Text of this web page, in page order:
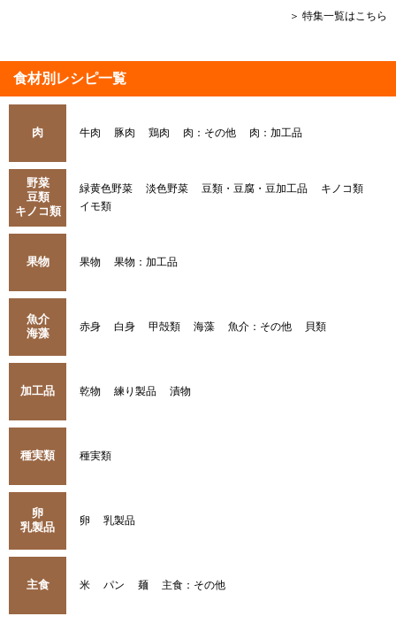
＞ 特集一覧はこちら
食材別レシピ一覧
肉 牛肉 豚肉 鶏肉 肉：その他 肉：加工品
野菜
豆類
キノコ類
緑黄色野菜 淡色野菜 豆類・豆腐・豆加工品
キノコ類
イモ類
果物 果物 果物：加工品
魚介
海藻
赤身 白身 甲殻類 海藻 魚介：その他 貝類
加工品 乾物 練り製品 漬物
種実類 種実類
卵
乳製品
卵 乳製品
主食 米 パン 麺 主食：その他